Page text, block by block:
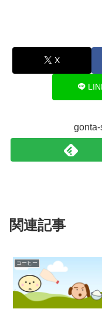
X
関連記事
コーヒー